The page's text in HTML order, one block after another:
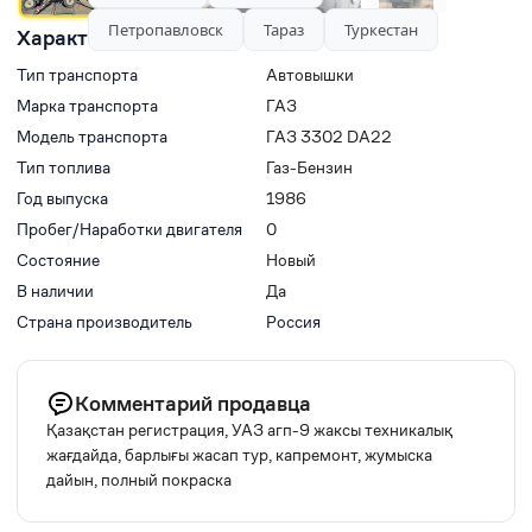
Характеристики
Тип транспорта
Автовышки
Марка транспорта
ГАЗ
Модель транспорта
ГАЗ 3302 DA22
Тип топлива
Газ-Бензин
Год выпуска
1986
Пробег/Наработки двигателя
0
Состояние
Новый
В наличии
Да
Страна производитель
Россия
Комментарий продавца
Қазақстан регистрация, УАЗ агп-9 жаксы техникалық
жағдайда, барлығы жасап тур, капремонт, жумыска
дайын, полный покраска
Петропавловск Тараз Туркестан